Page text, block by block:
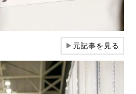
▶元記事を見る